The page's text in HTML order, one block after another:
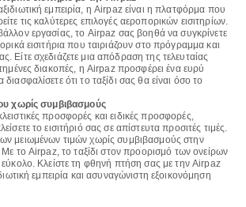
εμπειρία, η Airpaz είναι η πλατφόρμα που
τις καλύτερες επιλογές αεροπορικών εισιτηρίων.
εργασίας, το Airpaz σας βοηθά να συγκρίνετε
εισιτήρια που ταιριάζουν στο πρόγραμμα και
Είτε σχεδιάζετε μια απόδραση της τελευταίας
διακοπές, η Airpaz προσφέρει ένα ευρύ
ότι το ταξίδι σας θα είναι όσο το
χωρίς συμβιβασμούς
προσφορές και ειδικές προσφορές,
το εισιτήριό σας σε απίστευτα προσιτές τιμές.
μειωμένων τιμών χωρίς συμβιβασμούς στην
το Airpaz, το ταξίδι στον προορισμό των ονείρων
Κλείστε τη φθηνή πτήση σας με την Airpaz
εμπειρία και ασυναγώνιστη εξοικονόμηση